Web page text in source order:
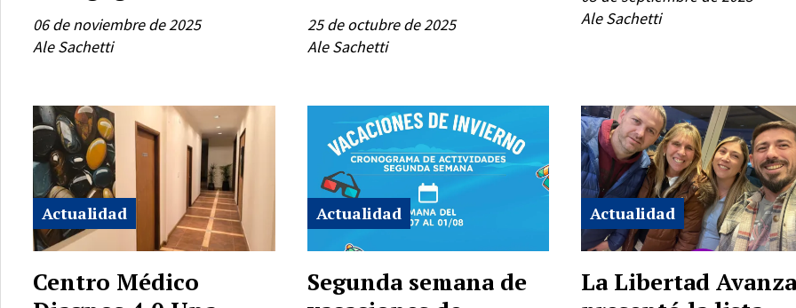
Ale Sachetti
06 de noviembre de 2025
Ale Sachetti
25 de octubre de 2025 Ale Sachetti
Centro Médico
Actualidad
Segunda semana de
Actualidad
La Libertad
Actualidad